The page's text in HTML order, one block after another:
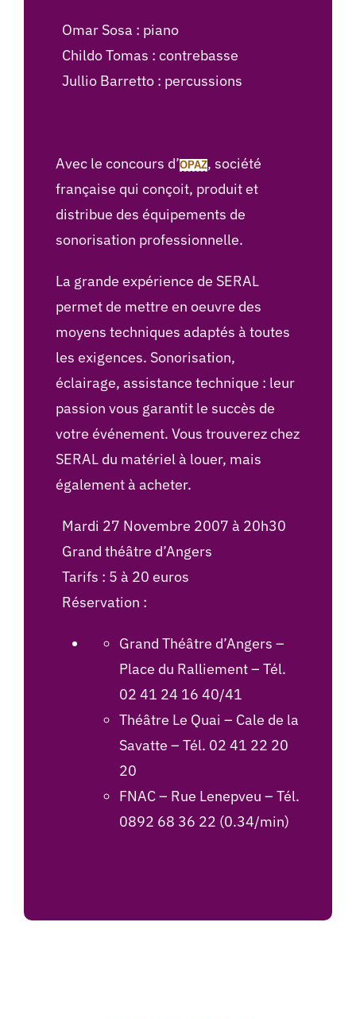
Omar Sosa : piano
Childo Tomas : contrebasse
Jullio Barretto : percussions
Avec le concours d’OPAZ, société
française qui conçoit, produit et
distribue des équipements de
sonorisation professionnelle.
La grande expérience de SERAL
permet de mettre en oeuvre des
moyens techniques adaptés à toutes
les exigences. Sonorisation,
éclairage, assistance technique : leur
passion vous garantit le succès de
votre événement. Vous trouverez chez
SERAL du matériel à louer, mais
également à acheter.
Mardi 27 Novembre 2007 à 20h30
Grand théâtre d’Angers
Tarifs : 5 à 20 euros
Réservation :
Grand Théâtre d’Angers –
Place du Ralliement – Tél.
02 41 24 16 40/41
Théâtre Le Quai – Cale de la
Savatte – Tél. 02 41 22 20
20
FNAC– Rue Lenepveu – Tél.
0892 68 36 22 (0.34/min)